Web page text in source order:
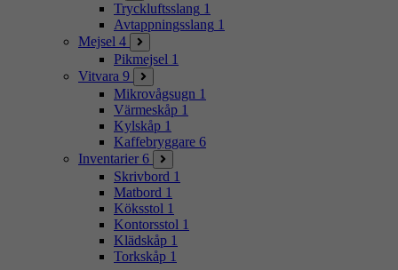
Tryckluftsslang 1
Avtappningsslang 1
Mejsel 4
Pikmejsel 1
Vitvara 9
Mikrovågsugn 1
Värmeskåp 1
Kylskåp 1
Kaffebryggare 6
Inventarier 6
Skrivbord 1
Matbord 1
Köksstol 1
Kontorsstol 1
Klädskåp 1
Torkskåp 1